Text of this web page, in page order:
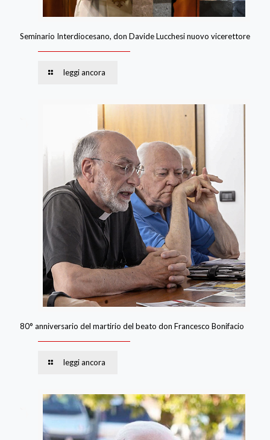
Seminario Interdiocesano, don Davide Lucchesi nuovo vicerettore
leggi ancora
80° anniversario del martirio del beato don Francesco Bonifacio
leggi ancora